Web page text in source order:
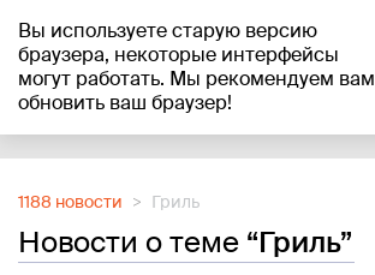
Вы используете старую версию
браузера, некоторые интерфейсы
могут работать. Мы рекомендуем вам
обновить ваш браузер!
+25°C
1188 новости Гриль
Новости о теме “Гриль”